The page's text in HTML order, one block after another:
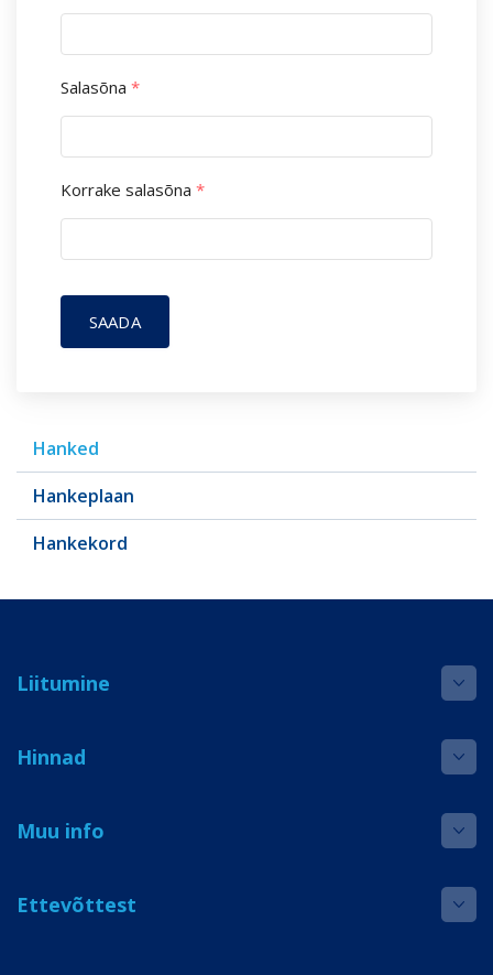
Hanked
Hankeplaan
Hankekord
Salasõna *
Korrake salasõna *
SAADA
Liitumine
Hinnad
Muu info
Ettevõttest